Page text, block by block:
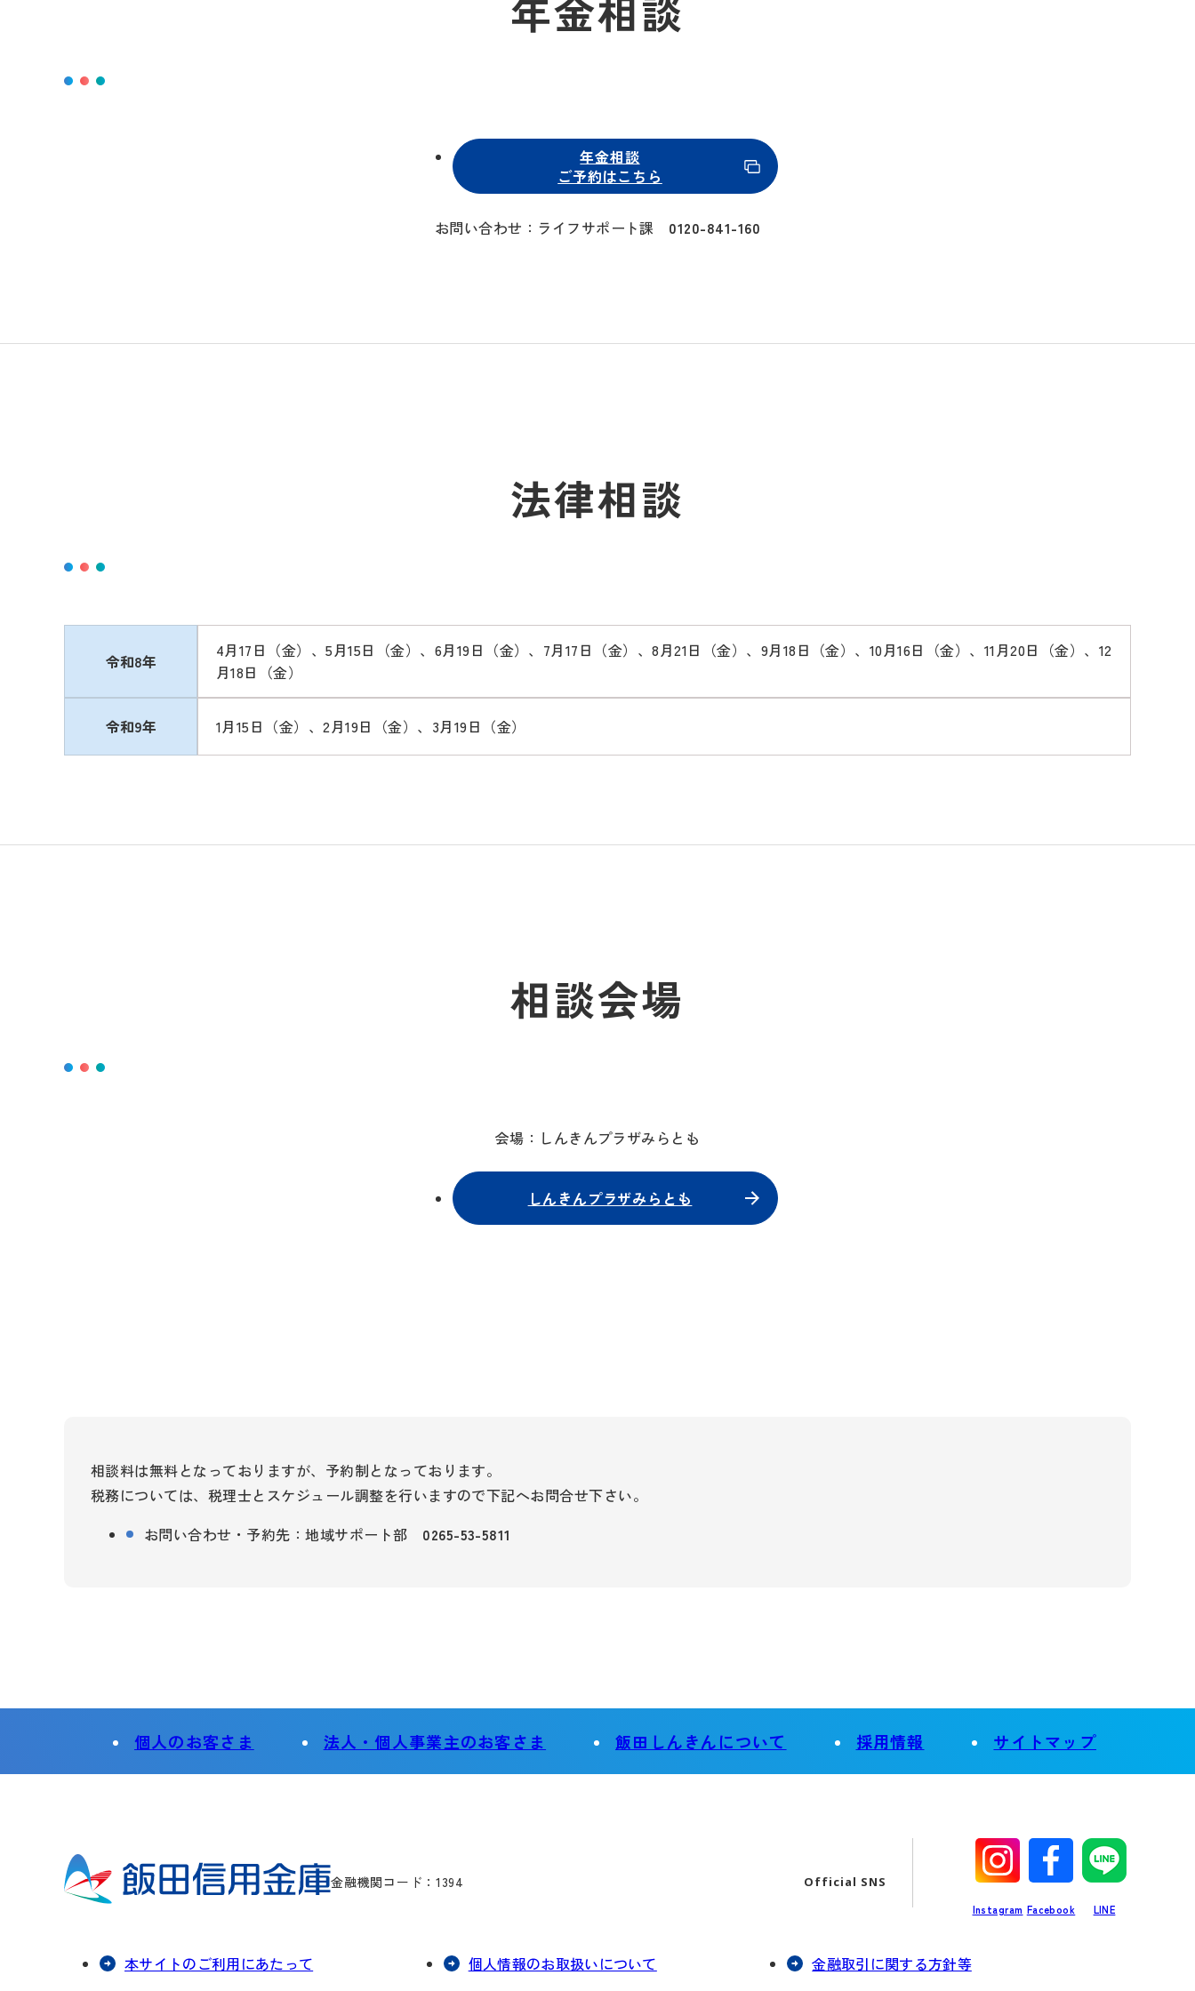
年金相談
ご予約はこちら
お問い合わせ：ライフサポート課 0120-841-160
法律相談
令和8年
4月17日（金）、5月15日（金）、6月19日（金）、7月17日（金）、8月21日（金）、9月18日（金）、10月16日（金）、11月20日（金）、12
月18日（金）
令和9年 1月15日（金）、2月19日（金）、3月19日（金）
相談会場
会場：しんきんプラザみらとも
しんきんプラザみらとも
相談料は無料となっておりますが、予約制となっております。
税務については、税理士とスケジュール調整を行いますので下記へお問合せ下さい。
お問い合わせ・予約先：地域サポート部 0265-53-5811
個人のお客さま 法人・個人事業主のお客さま 飯田しんきんについて 採用情報 サイトマップ
金融機関コード：1394 Official SNS
Instagram
別
タ
で
Facebook
別
タ
で
LINE
別
タ
で
本サイトのご利用にあたって 個人情報のお取扱いについて 金融取引に関する方針等